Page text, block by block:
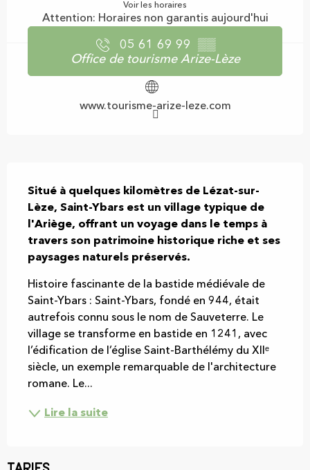
Voir les horaires
Attention: Horaires non garantis aujourd'hui
05 61 69 99 ▒▒
Office de tourisme Arize-Lèze
www.tourisme-arize-leze.com
Situé à quelques kilomètres de Lézat-sur-
Lèze, Saint-Ybars est un village typique de
l'Ariège, offrant un voyage dans le temps à
travers son patrimoine historique riche et ses
paysages naturels préservés.
Histoire fascinante de la bastide médiévale de
Saint-Ybars : Saint-Ybars, fondé en 944, était
autrefois connu sous le nom de Sauveterre. Le
village se transforme en bastide en 1241, avec
l’édification de l’église Saint-Barthélémy du XIIᵉ
siècle, un exemple remarquable de l'architecture
romane. Le...
Lire la suite